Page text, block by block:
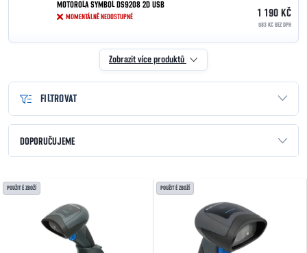
MOTOROLA SYMBOL DS9208 2D USB
MOMENTÁLNĚ NEDOSTUPNÉ 1 190 KČ
983 KČ BEZ DPH
Zobrazit více produktů
FILTROVAT
Řazení produktů
DOPORUČUJEME
NEJPRODÁVANĚJŠÍ
Výpis produktů
POUŽITÉ ZBOŽÍ POUŽITÉ ZBOŽÍ